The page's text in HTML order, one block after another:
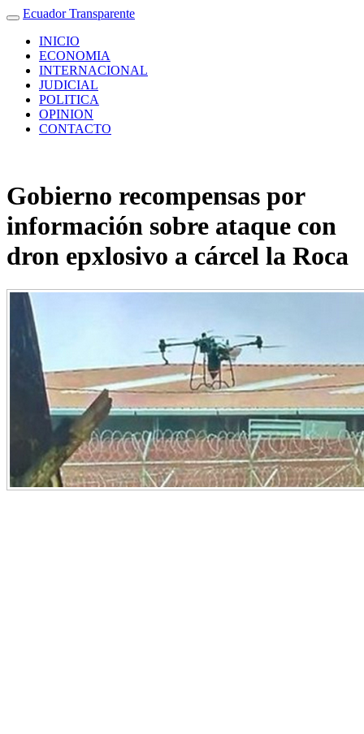
Ecuador Transparente
INICIO
ECONOMIA
INTERNACIONAL
JUDICIAL
POLITICA
OPINION
CONTACTO
Gobierno recompensas por
información sobre ataque con
dron epxlosivo a cárcel la Roca